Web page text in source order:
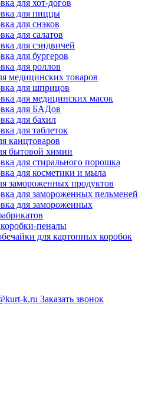
для хот-догов
для пиццы
для снэков
для салатов
для сэндвичей
для бургеров
для роллов
медицинских товаров
для шприцов
для медицинских масок
для БАДов
для бахил
для таблеток
канцтоваров
бытовой химии
для стирального порошка
для косметики и мыла
замороженных продуктов
для замороженных пельменей
для замороженных
пеналы
для картонных коробок
k.ru Заказать звонок